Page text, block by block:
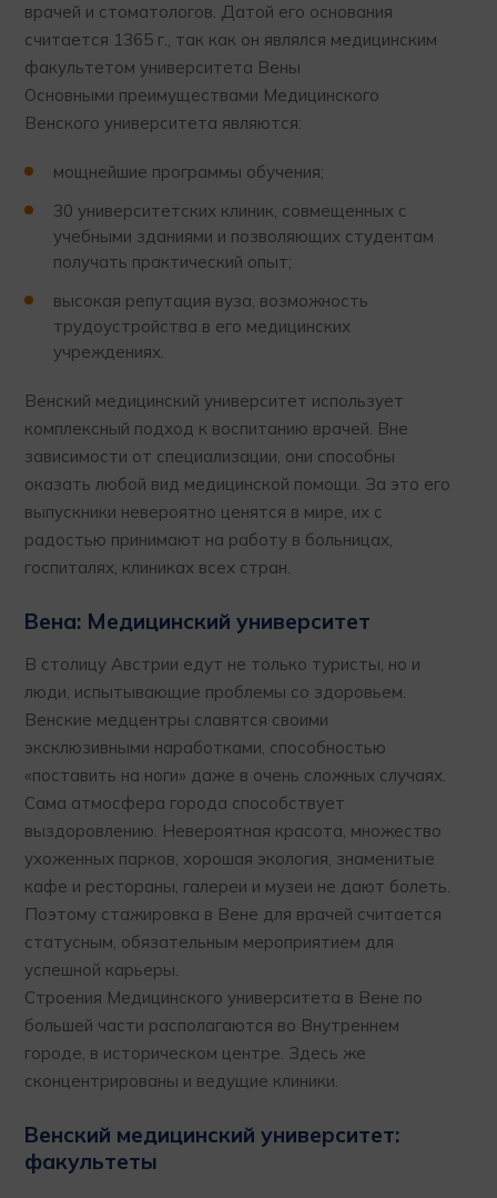
врачей и стоматологов. Датой его основания
считается 1365 г., так как он являлся медицинским
факультетом университета Вены
Основными преимуществами Медицинского
Венского университета являются:
мощнейшие программы обучения;
30 университетских клиник, совмещенных с
учебными зданиями и позволяющих студентам
получать практический опыт;
высокая репутация вуза, возможность
трудоустройства в его медицинских
учреждениях.
Венский медицинский университет использует
комплексный подход к воспитанию врачей. Вне
зависимости от специализации, они способны
оказать любой вид медицинской помощи. За это его
выпускники невероятно ценятся в мире, их с
радостью принимают на работу в больницах,
госпиталях, клиниках всех стран.
Вена: Медицинский университет
В столицу Австрии едут не только туристы, но и
люди, испытывающие проблемы со здоровьем.
Венские медцентры славятся своими
эксклюзивными наработками, способностью
«поставить на ноги» даже в очень сложных случаях.
Сама атмосфера города способствует
выздоровлению. Невероятная красота, множество
ухоженных парков, хорошая экология, знаменитые
кафе и рестораны, галереи и музеи не дают болеть.
Поэтому стажировка в Вене для врачей считается
статусным, обязательным мероприятием для
успешной карьеры.
Строения Медицинского университета в Вене по
большей части располагаются во Внутреннем
городе, в историческом центре. Здесь же
сконцентрированы и ведущие клиники.
Венский медицинский университет:
факультеты